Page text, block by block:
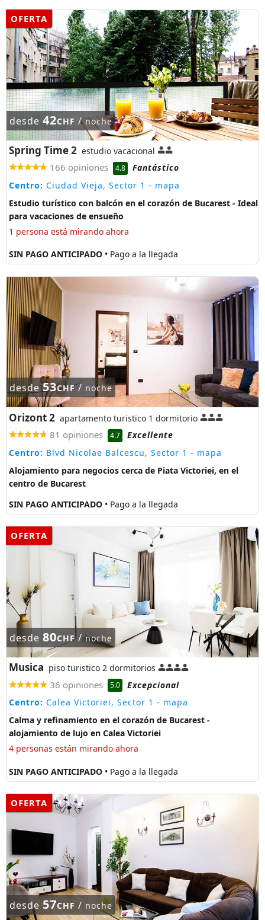
OFERTA
desde 42CHF /noche
Spring Time 2 estudio vacacional
166 opiniones 4.8
Fantástico
Centro: Ciudad Vieja, Sector 1 - mapa
Estudio turístico con balcón en el corazón de Bucarest - Ideal
para vacaciones de ensueño
1 persona está mirando ahora
SIN PAGO ANTICIPADO • Pago a la llegada
desde53CHF/ noche
Orizont 2 apartamento turistico 1 dormitorio
81 opiniones 4.7
Excellente
Centro: Blvd Nicolae Balcescu, Sector 1 - mapa
Alojamiento para negocios cerca de Piata Victoriei, en el
centro de Bucarest
SIN PAGO ANTICIPADO • Pago a la llegada
OFERTA
desde 80CHF/noche
Musica piso turistico 2 dormitorios
36 opiniones 5.0
Excepcional
Centro: Calea Victoriei, Sector 1 - mapa
Calma y refinamiento en el corazón de Bucarest -
alojamiento de lujo en Calea Victoriei
4 personas están mirando ahora
SIN PAGO ANTICIPADO • Pago a la llegada
OFERTA
desde 57CHF / noche